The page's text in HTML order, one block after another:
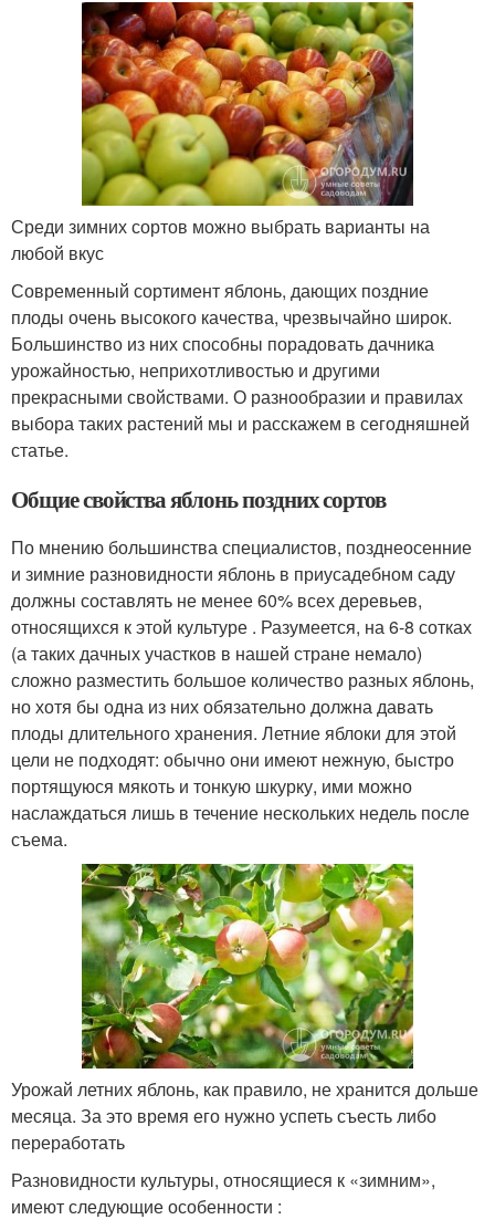
Среди зимних сортов можно выбрать варианты на
любой вкус
Современный сортимент яблонь, дающих поздние
плоды очень высокого качества, чрезвычайно широк.
Большинство из них способны порадовать дачника
урожайностью, неприхотливостью и другими
прекрасными свойствами. О разнообразии и правилах
выбора таких растений мы и расскажем в сегодняшней
статье.
Общие свойства яблонь поздних сортов
По мнению большинства специалистов, позднеосенние
и зимние разновидности яблонь в приусадебном саду
должны составлять не менее 60% всех деревьев,
относящихся к этой культуре . Разумеется, на 6-8 сотках
(а таких дачных участков в нашей стране немало)
сложно разместить большое количество разных яблонь,
но хотя бы одна из них обязательно должна давать
плоды длительного хранения. Летние яблоки для этой
цели не подходят: обычно они имеют нежную, быстро
портящуюся мякоть и тонкую шкурку, ими можно
наслаждаться лишь в течение нескольких недель после
съема.
Урожай летних яблонь, как правило, не хранится дольше
месяца. За это время его нужно успеть съесть либо
переработать
Разновидности культуры, относящиеся к «зимним»,
имеют следующие особенности :